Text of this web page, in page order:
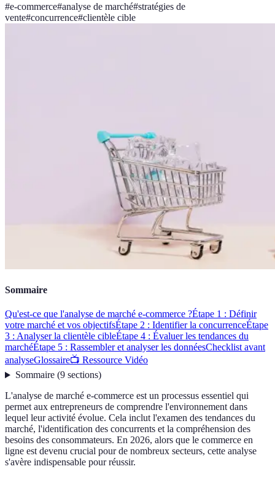
#e-commerce#analyse de marché#stratégies de
vente#concurrence#clientèle cible
Sommaire
Qu'est-ce que l'analyse de marché e-commerce ?Étape 1 : Définir
votre marché et vos objectifsÉtape 2 : Identifier la concurrenceÉtape
3 : Analyser la clientèle cibleÉtape 4 : Évaluer les tendances du
marchéÉtape 5 : Rassembler et analyser les donnéesChecklist avant
analyseGlossaire📺 Ressource Vidéo
Sommaire(9 sections)
L'analyse de marché e-commerce est un processus essentiel qui
permet aux entrepreneurs de comprendre l'environnement dans
lequel leur activité évolue. Cela inclut l'examen des tendances du
marché, l'identification des concurrents et la compréhension des
besoins des consommateurs. En 2026, alors que le commerce en
ligne est devenu crucial pour de nombreux secteurs, cette analyse
s'avère indispensable pour réussir.